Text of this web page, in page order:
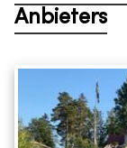
Anbieters